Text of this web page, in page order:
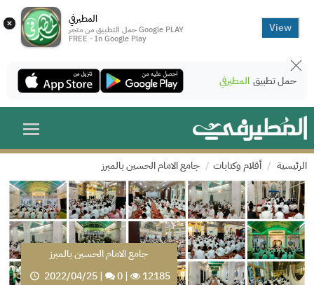
× المطيرفي
حمل التطبيق من متجر Google PLAY
FREE - In Google Play
View
حمل تطبيق المطيرفي
الرئيسية أقلام وكتابات جامع الامام الحسين بالمبرز
جامع الامام الحسين بالمبرز
2022/04/25| 0| 12185